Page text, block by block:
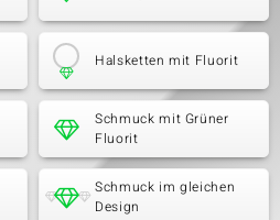
Halsketten mit Fluorit
Schmuck mit Grüner
Fluorit
Schmuck im gleichen
Design